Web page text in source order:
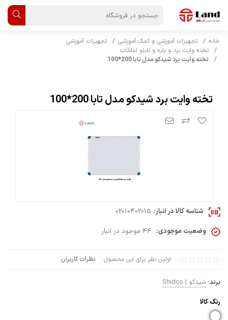
خانه تجهیزات آموزشی و کمک آموزشی
تجهیزات آموزشی
تخته وایت برد و پایه و تابلو اعلانات
تخته وایت برد شیدکو مدل تابا 200*100
تخته وایت برد شیدکو مدل تابا 200*100
اولین نظر برای این محصول نظرات کاربران
برند: شیدکو | Shidco
رنگ كالا
شناسه کالا در انبار: 02010402015
وضعیت موجودی: 44 موجود در انبار